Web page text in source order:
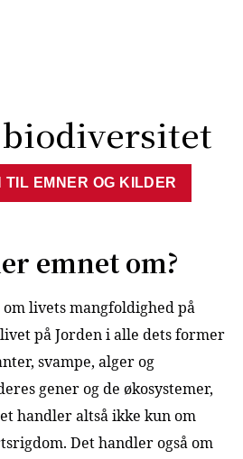
biodiversitet
TIL EMNER OG KILDER
emnet om?
livets mangfoldighed på
på Jorden i alle dets former
svampe, alger og
gener og de økosystemer,
handler altså ikke kun om
Det handler også om